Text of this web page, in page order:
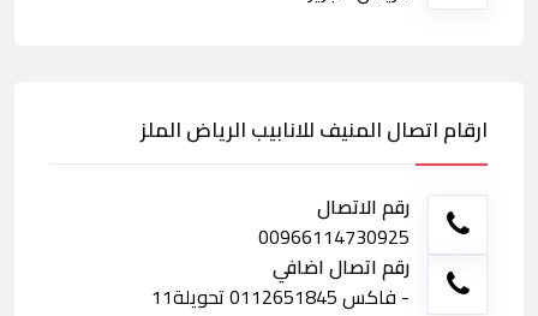
ارقام اتصال المنيف للانابيب الرياض الملز
رقم الاتصال
00966114730925
رقم اتصال اضافي
- فاكس 0112651845 تحويلة11